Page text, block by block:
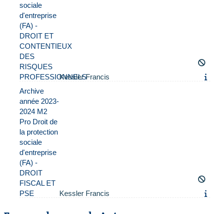
sociale
d'entreprise
(FA) -
DROIT ET
CONTENTIEUX
DES
RISQUES
PROFESSIONNELS
Kessler Francis
Archive
année 2023-
2024 M2
Pro Droit de
la protection
sociale
d'entreprise
(FA) -
DROIT
FISCAL ET
PSE
Kessler Francis